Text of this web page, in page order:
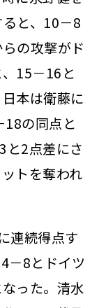
と、10－8
の攻撃がド
15－16と
本は衛藤に
18の同点と
と2点差にさ
トを奪われ
連続得点す
－8とドイツ
った。清水